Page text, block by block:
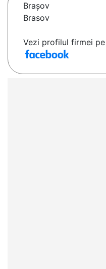
Braşov
Brasov
Vezi profilul firmei pe